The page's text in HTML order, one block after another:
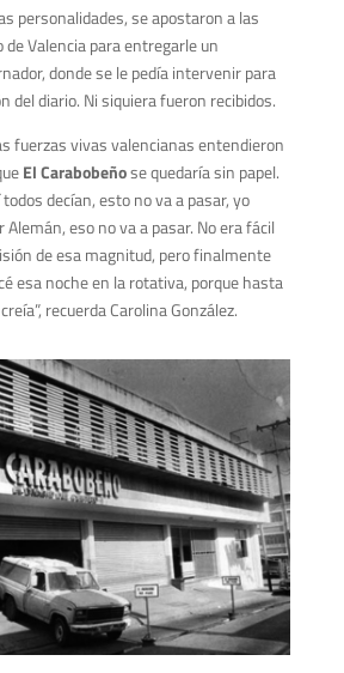
personalidades, se apostaron a las
de Valencia para entregarle un
donde se le pedía intervenir para
del diario. Ni siquiera fueron recibidos.
fuerzas vivas valencianas entendieron
El Carabobeñose quedaría sin papel.
decían, esto no va a pasar, yo
eso no va a pasar. No era fácil
de esa magnitud, pero finalmente
esa noche en la rotativa, porque hasta
recuerda Carolina González.